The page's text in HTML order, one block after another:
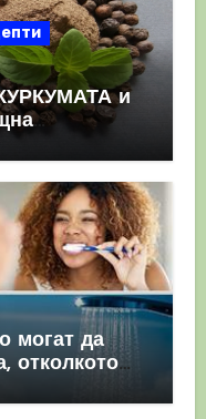
и
могат да
отколкото